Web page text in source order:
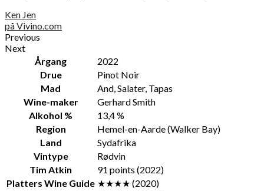
Ken Jen
på Vivino.com
Previous
Next
Årgang
2022
Drue
Pinot Noir
Mad
And, Salater, Tapas
Wine-maker
Gerhard Smith
Alkohol %
13,4 %
Region
Hemel-en-Aarde (Walker Bay)
Land
Sydafrika
Vintype
Rødvin
Tim Atkin
91 points (2022)
Platters Wine Guide ★★★★ (2020)